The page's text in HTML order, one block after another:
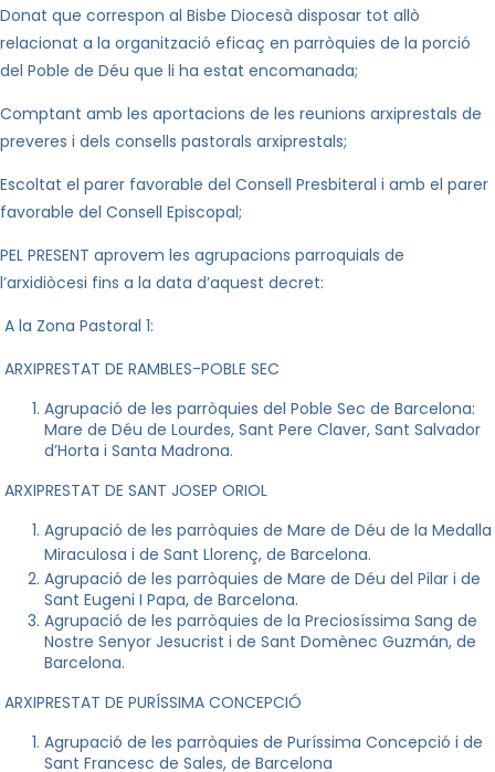
Donat que correspon al Bisbe Diocesà disposar tot allò
relacionat a la organització eficaç en parròquies de la porció
del Poble de Déu que li ha estat encomanada;
Comptant amb les aportacions de les reunions arxiprestals de
preveres i dels consells pastorals arxiprestals;
Escoltat el parer favorable del Consell Presbiteral i amb el parer
favorable del Consell Episcopal;
PEL PRESENT aprovem les agrupacions parroquials de
l’arxidiòcesi fins a la data d’aquest decret:
A la Zona Pastoral 1:
ARXIPRESTAT DE RAMBLES-POBLE SEC
Agrupació de les parròquies del Poble Sec de Barcelona:
Mare de Déu de Lourdes, Sant Pere Claver, Sant Salvador
d’Horta i Santa Madrona.
ARXIPRESTAT DE SANT JOSEP ORIOL
Agrupació de les parròquies de Mare de Déu de la Medalla
Miraculosa i de Sant Llorenç, de Barcelona.
Agrupació de les parròquies de Mare de Déu del Pilar i de
Sant Eugeni I Papa, de Barcelona.
Agrupació de les parròquies de la Preciosíssima Sang de
Nostre Senyor Jesucrist i de Sant Domènec Guzmán, de
Barcelona.
ARXIPRESTAT DE PURÍSSIMA CONCEPCIÓ
Agrupació de les parròquies de Puríssima Concepció i de
Sant Francesc de Sales, de Barcelona